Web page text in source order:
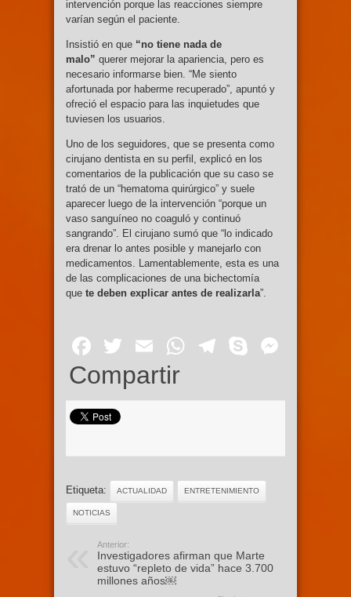
intervención porque las reacciones siempre
varían según el paciente.
Insistió en que “no tiene nada de
malo” querer mejorar la apariencia, pero es
necesario informarse bien. “Me siento
afortunada por haberme recuperado”, apuntó y
ofreció el espacio para las inquietudes que
tuviesen los usuarios.
Uno de los seguidores, que se presenta como
cirujano dentista en su perfil, explicó en los
comentarios de la publicación que su caso se
trató de un “hematoma quirúrgico” y suele
aparecer luego de la intervención “porque un
vaso sanguíneo no coaguló y continuó
sangrando”. El cirujano sumó que “lo indicado
era drenar lo antes posible y manejarlo con
medicamentos. Lamentablemente, esta es una
de las complicaciones de una bichectomía
que te deben explicar antes de realizarla”.
Facebook
Twitter
EmailWhatsApp
Telegram
Skype
Compartir
Etiqueta: ACTUALIDAD ENTRETENIMIENTO
NOTICIAS
Anterior:
Investigadores afirman que Marte
estuvo “repleto de vida” hace 3.700
millones años￼